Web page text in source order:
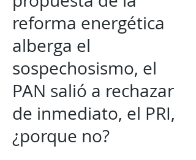
reforma energética
alberga el
sospechosismo, el
PAN salió a rechazar
de inmediato, el PRI,
¿porque no?